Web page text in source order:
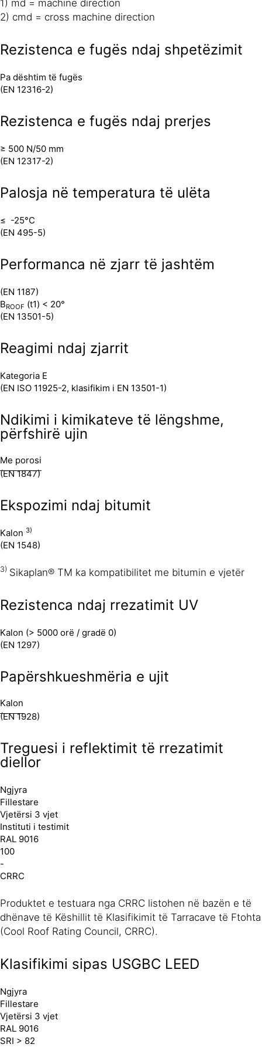
1) md = machine direction
2) cmd = cross machine direction
Rezistenca e fugës ndaj shpetëzimit
Pa dështim të fugës
(EN 12316-2)
Rezistenca e fugës ndaj prerjes
≥ 500 N/50 mm
(EN 12317-2)
Palosja në temperatura të ulëta
≤ -25°C
(EN 495-5)
Performanca në zjarr të jashtëm
(EN 1187)
BROOF (t1) < 20°
(EN 13501-5)
Reagimi ndaj zjarrit
Kategoria E
(EN ISO 11925-2, klasifikim i EN 13501-1)
Ndikimi i kimikateve të lëngshme,
përfshirë ujin
Me porosi
(EN 1847)
Ekspozimi ndaj bitumit
Kalon 3)
(EN 1548)
3) Sikaplan® TM ka kompatibilitet me bitumin e vjetër
Rezistenca ndaj rrezatimit UV
Kalon (> 5000 orë / gradë 0)
(EN 1297)
Papërshkueshmëria e ujit
Kalon
(EN 1928)
Treguesi i reflektimit të rrezatimit
diellor
Ngjyra
Fillestare
Vjetërsi 3 vjet
Instituti i testimit
RAL 9016
100
-
CRRC
Produktet e testuara nga CRRC listohen në bazën e të
dhënave të Këshillit të Klasifikimit të Tarracave të Ftohta
(Cool Roof Rating Council, CRRC).
Klasifikimi sipas USGBC LEED
Ngjyra
Fillestare
Vjetërsi 3 vjet
RAL 9016
SRI > 82